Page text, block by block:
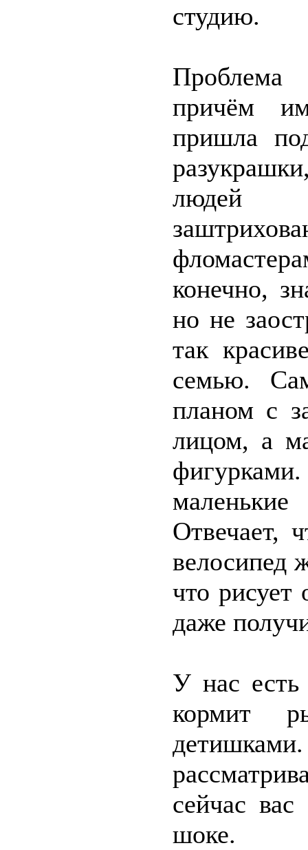
студию.
Проблема
причём
пришла
людей
конечно,
но не
так
семью.
планом с
лицом, а
Отвечает,
велосипед
что рисует
даже
У нас
кормит
сейчас
шоке.